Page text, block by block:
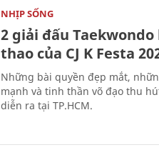
NHỊP SỐNG
2 giải đấu
thao của CJ K Festa
Những bài quyền đẹp mắt,
mạnh và tinh thần võ đạo thu
diễn ra tại TP.HCM.